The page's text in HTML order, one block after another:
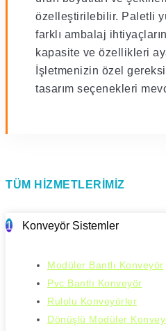
özelleştirilebilir. Paletli
farklı ambalaj
kapasite ve özellikleri
İşletmenizin özel
tasarım seçenekleri
TÜM HIZMETLERIMIZ
1 Konveyör Sistemler
Modüler Bantlı Konveyör
Pvc Bantlı Konveyör
Rulolu Konveyörler
Dönüşlü Modüler